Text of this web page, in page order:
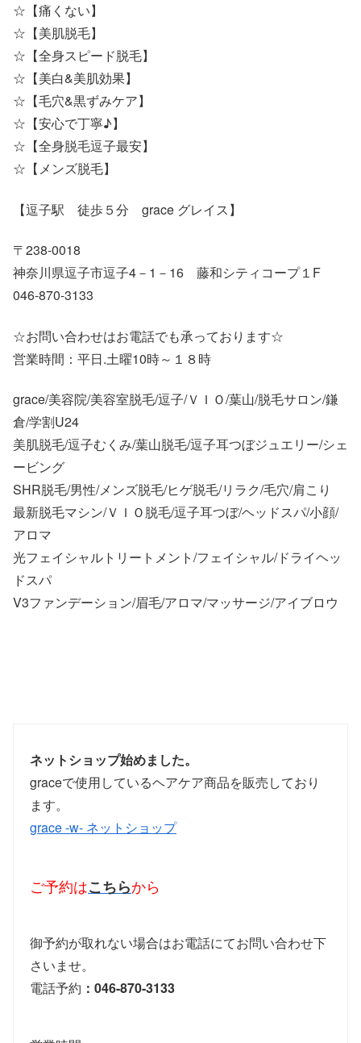
☆【痛くない】
☆【美肌脱毛】
☆【全身スピード脱毛】
☆【美白&美肌効果】
☆【毛穴&黒ずみケア】
☆【安心で丁寧♪】
☆【全身脱毛逗子最安】
☆【メンズ脱毛】
【逗子駅 徒歩５分 grace グレイス】
〒238-0018
神奈川県逗子市逗子4－1－16 藤和シティコープ１F
046-870-3133
☆お問い合わせはお電話でも承っております☆
営業時間：平日.土曜10時～１８時
grace/美容院/美容室脱毛/逗子/ＶＩＯ/葉山/脱毛サロン/鎌
倉/学割U24
美肌脱毛/逗子むくみ/葉山脱毛/逗子耳つぼジュエリー/シェ
ービング
SHR脱毛/男性/メンズ脱毛/ヒゲ脱毛/リラク/毛穴/肩こり
最新脱毛マシン/ＶＩＯ脱毛/逗子耳つぼ/ヘッドスパ/小顔/
アロマ
光フェイシャルトリートメント/フェイシャル/ドライヘッ
ドスパ
V3ファンデーション/眉毛/アロマ/マッサージ/アイブロウ
ネットショップ始めました。
graceで使用しているヘアケア商品を販売しており
ます。
grace -w- ネットショップ
ご予約はこちらから
御予約が取れない場合はお電話にてお問い合わせ下
さいませ。
電話予約 ：046-870-3133